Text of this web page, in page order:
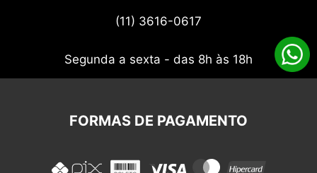
(11) 3616-0617
Segunda a sexta - das 8h às 18h
FORMAS DE PAGAMENTO